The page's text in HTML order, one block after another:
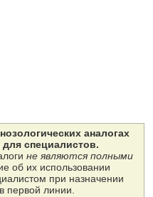
аналогах
для специалистов.
не являются полными
об их использовании
при назначении
первой линии.